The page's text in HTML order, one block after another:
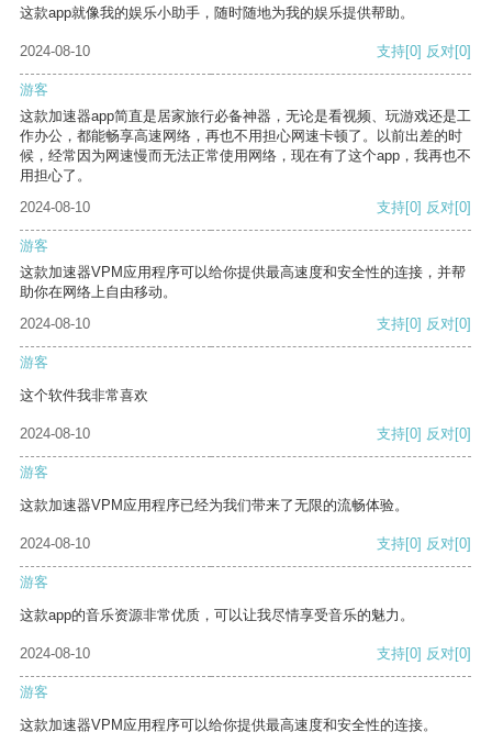
这款app就像我的娱乐小助手，随时随地为我的娱乐提供帮助。
2024-08-10 支持[0] 反对[0]
游客
这款加速器app简直是居家旅行必备神器，无论是看视频、玩游戏还是工
作办公，都能畅享高速网络，再也不用担心网速卡顿了。以前出差的时
候，经常因为网速慢而无法正常使用网络，现在有了这个app，我再也不
用担心了。
2024-08-10
支持[0] 反对[0]
游客
这款加速器VPM应用程序可以给你提供最高速度和安全性的连接，并帮
助你在网络上自由移动。
2024-08-10
支持[0] 反对[0]
游客
这个软件我非常喜欢
2024-08-10 支持[0] 反对[0]
游客
这款加速器VPM应用程序已经为我们带来了无限的流畅体验。
2024-08-10 支持[0] 反对[0]
游客
这款app的音乐资源非常优质，可以让我尽情享受音乐的魅力。
2024-08-10 支持[0] 反对[0]
游客
这款加速器VPM应用程序可以给你提供最高速度和安全性的连接。